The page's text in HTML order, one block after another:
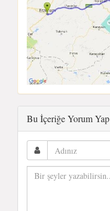
Bu İçeriğe Yorum Yap